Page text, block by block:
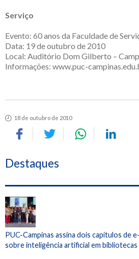
Serviço
Evento: 60 anos da Faculdade de
Data: 19 de outubro de 2010
Local: Auditório Dom Gilberto –
Informações: www.puc-
18 de outubro de 2010
Destaques
PUC-Campinas assina dois capítulos de
sobre inteligência artificial em